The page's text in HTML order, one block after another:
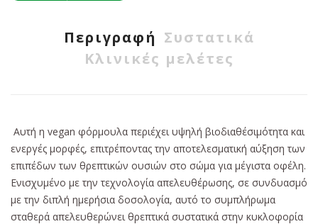
Περιγραφή Συστατικά
Κλινικές μελέτες
Αυτή η vegan φόρμουλα περιέχει υψηλή βιοδιαθέσιμότητα και
ενεργές μορφές, επιτρέποντας την αποτελεσματική αύξηση των
επιπέδων των θρεπτικών ουσιών στο σώμα για μέγιστα οφέλη.
Ενισχυμένο με την τεχνολογία απελευθέρωσης, σε συνδυασμό
με την διπλή ημερήσια δοσολογία, αυτό το συμπλήρωμα
σταθερά απελευθερώνει θρεπτικά συστατικά στην κυκλοφορία